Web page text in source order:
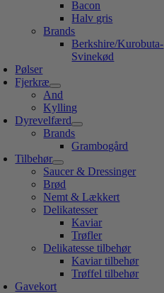
Bacon
Halv gris
Brands
Berkshire/Kurobuta-
Svinekød
Pølser
Fjerkræ
And
Kylling
Dyrevelfærd
Brands
Grambogård
Tilbehør
Saucer & Dressinger
Brød
Nemt & Lækkert
Delikatesser
Kaviar
Trøfler
Delikatesse tilbehør
Kaviar tilbehør
Trøffel tilbehør
Gavekort